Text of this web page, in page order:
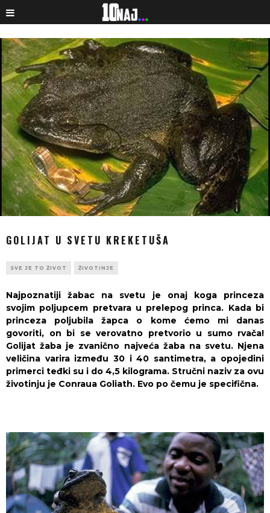
GOLIJAT U SVETU KREKETUŠA
SVE JE TO ŽIVOT ŽIVOTINJE
Najpoznatiji žabac na svetu je onaj koga princeza
svojim poljupcem pretvara u prelepog princa. Kada bi
princeza poljubila žapca o kome ćemo mi danas
govoriti, on bi se verovatno pretvorio u sumo rvača!
Golijat žaba je zvanično najveća žaba na svetu. Njena
veličina varira između 30 i 40 santimetra, a opojedini
primerci teđki su i do 4,5 kilograma. Stručni naziv za ovu
životinju je Conraua Goliath. Evo po čemu je specifična.